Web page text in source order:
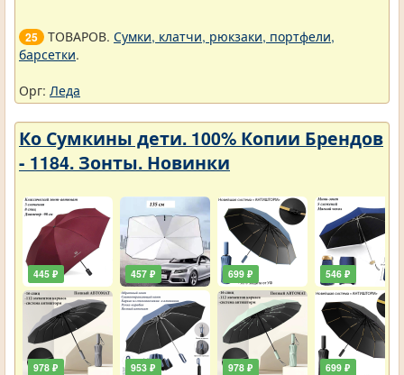
25 ТОВАРОВ. Сумки, клатчи, рюкзаки, портфели,
барсетки.
Орг: Леда
Ко Сумкины дети. 100% Копии Брендов
- 1184. Зонты. Новинки
445 ₽
978 ₽
457 ₽
953 ₽
699 ₽
978 ₽
546 ₽
699 ₽